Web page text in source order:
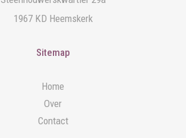
1967 KD Heemskerk
Sitemap
Home
Over
Contact